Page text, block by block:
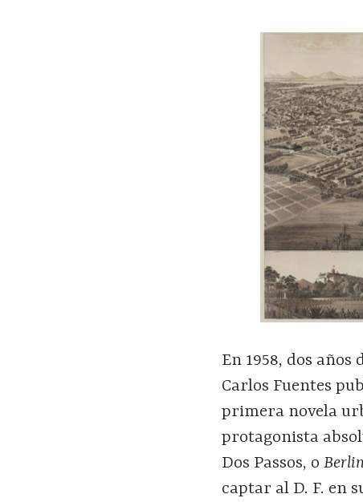
En 1958, dos
Carlos Fuentes
primera novela
protagonista
Dos Passos, o
captar al D. F. en